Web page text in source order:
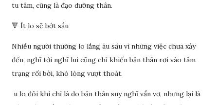
tu tâm, cũng là đạo dưỡng thân.
🔻 Ít lo sẽ bớt sầu
Nhiều người thường lo lắng âu sầu vì những việc chưa xảy
đến, nghĩ tới nghĩ lui cũng chỉ khiến bản thân rơi vào tâm
trạng rối bời, khó lòng vượt thoát.
u lo đôi khi chỉ là do bản thân suy nghĩ vẩn vơ, nhưng lại là